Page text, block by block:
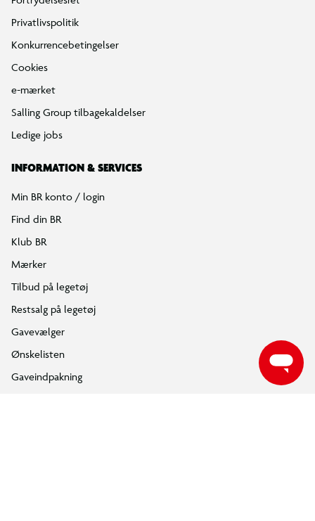
Gavevælger
Ønskelisten
Gaveindpakning
Katalog
Events
Click&Collect
Gavekort
Om BR
Følg BR på Facebook
Følg BR på Instagram
Følg BR på Youtube
ÅBNINGSTIDER